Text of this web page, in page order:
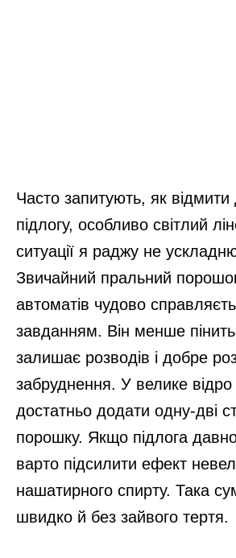
Часто запитують, як
підлогу, особливо світлий
ситуації я раджу не
Звичайний пральний
автоматів чудово
завданням. Він менше
залишає розводів і добре
забруднення. У велике відро
достатньо додати одну-дві
порошку. Якщо підлога
варто підсилити ефект
нашатирного спирту. Така
швидко й без зайвого тертя.